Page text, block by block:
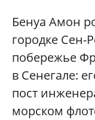
Бенуа Амон
городке Сен-
побережье
в Сенегале:
пост
морском